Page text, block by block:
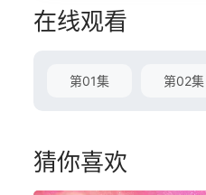
在线观看
第01集 第02集
猜你喜欢